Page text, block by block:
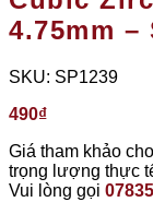
4.75mm –
SKU: SP1239
490₫
Giá tham khảo
trọng lượng thực
Vui lòng gọi